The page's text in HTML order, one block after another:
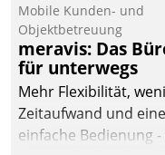
Mobile Kunden- und
Objektbetreuung
meravis: Das
für unterwegs
Mehr Flexibilität,
Zeitaufwand und eine
einfache Bedienung -